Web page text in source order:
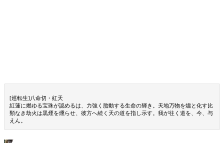
[巡転生]八命切・紅天
紅蓮に燃ゆる宝珠が認めるは、力強く胎動する生命の輝き。天地万物を燼と化す比
類なき劫火は黒煙を燻らせ、彼方へ続く天の道を指し示す。我が往く道を、今、与
えん。